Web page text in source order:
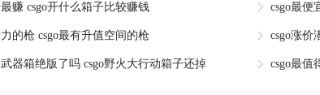
赚 csgo开什么箱子比较赚钱 csgo最便
的枪 csgo最有升值空间的枪 csgo涨价
器箱绝版了吗 csgo野火大行动箱子还掉 csgo最值